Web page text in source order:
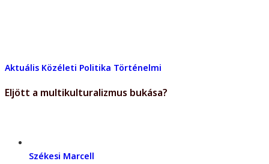
Aktuális Közéleti Politika Történelmi
Eljött a multikulturalizmus bukása?
Székesi Marcell